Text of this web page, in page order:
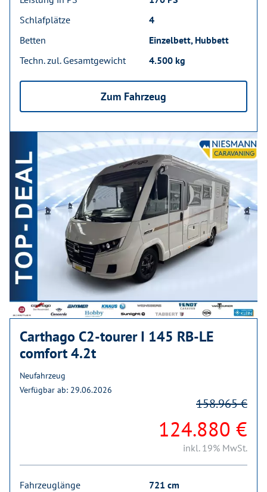
Schlafplätze
4
Betten
Einzelbett, Hubbett
Techn. zul. Gesamtgewicht
4.500 kg
Zum Fahrzeug
Carthago C2-tourer I 145 RB-LE
comfort 4.2t
Neufahrzeug
Verfügbar ab: 29.06.2026
124.880 €
158.965 €
inkl. 19% MwSt.
Fahrzeuglänge
721 cm